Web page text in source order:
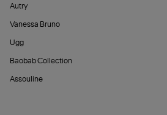
Autry
Vanessa Bruno
Ugg
Baobab Collection
Assouline